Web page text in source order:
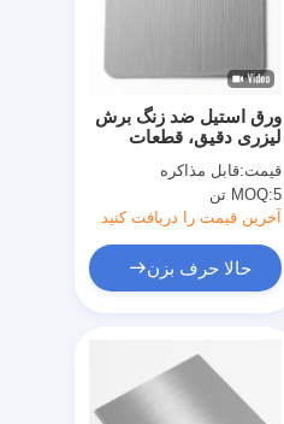
ورق استیل ضد زنگ برش
لیزری دقیق، قطعات
فلز، پذیرش سفارشات با
حجم کم
قیمت:قابل مذاکره
MOQ:5 تن
آخرین قیمت را دریافت کنید
حالا حرف بزن